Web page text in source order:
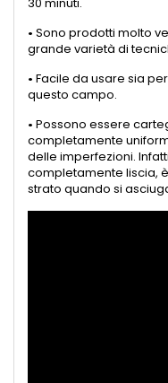
• Sono prodotti molto
grande varietà di
• Facile da usare sia
questo campo.
• Possono essere
completamente
delle imperfezioni.
completamente liscia,
strato quando si